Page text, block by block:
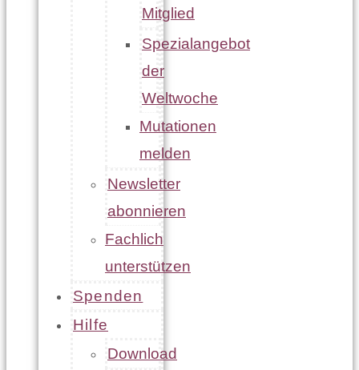
Mitglied
Spezialangebot
der
Weltwoche
Mutationen
melden
Newsletter
abonnieren
Fachlich
unterstützen
Spenden
Hilfe
Download